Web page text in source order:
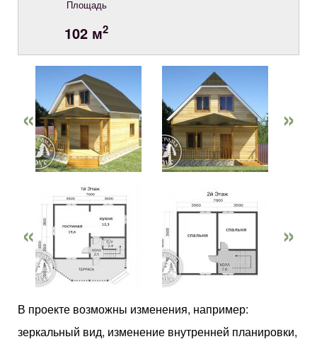
Площадь
102 м2
В проекте возможны изменения, например:
зеркальный вид, изменение внутренней планировки,